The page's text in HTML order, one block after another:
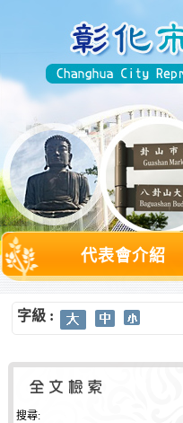
代表會介紹
字級 :
搜尋: